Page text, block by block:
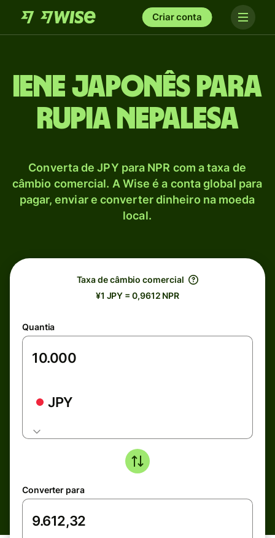
Criar conta
Iene japonês para
Rupia nepalesa
Converta de JPY para NPR com a taxa de
câmbio comercial. A Wise é a conta global para
pagar, enviar e converter dinheiro na moeda
local.
Taxa de câmbio comercial
¥1 JPY = 0,9612 NPR
Quantia
JPY
Converter para